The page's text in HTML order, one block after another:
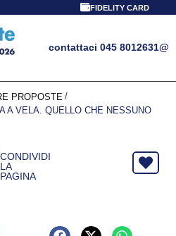
FIDELITY CARD
contattaci 045 8012631@
PROPOSTE /
A VELA. QUELLO CHE NESSUNO
CONDIVIDI
LA
PAGINA